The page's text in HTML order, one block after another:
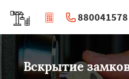
880041578
|
Вскрытие